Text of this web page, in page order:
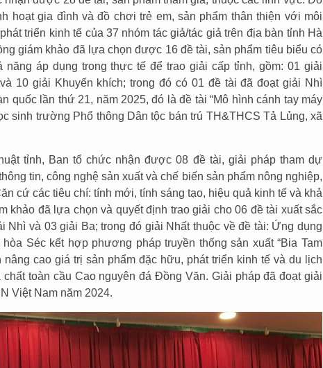
hoạt gia đình và đồ chơi trẻ em, sản phẩm thân thiện với môi
triển kinh tế của 37 nhóm tác giả/tác giả trên địa bàn tỉnh Hà
giám khảo đã lựa chọn được 16 đề tài, sản phẩm tiêu biểu có
năng áp dụng trong thực tế để trao giải cấp tỉnh, gồm: 01 giải
10 giải Khuyến khích; trong đó có 01 đề tài đã đoạt giải Nhì
quốc lần thứ 21, năm 2025, đó là đề tài “Mô hình cánh tay máy
sinh trường Phổ thông Dân tộc bán trú TH&THCS Tả Lủng, xã
tỉnh, Ban tổ chức nhận được 08 đề tài, giải pháp tham dự
tin, công nghệ sản xuất và chế biến sản phẩm nông nghiệp,
cứ các tiêu chí: tính mới, tính sáng tạo, hiệu quả kinh tế và khả
khảo đã lựa chọn và quyết định trao giải cho 06 đề tài xuất sắc
Nhì và 03 giải Ba; trong đó giải Nhất thuộc về đề tài: Ứng dụng
Séc kết hợp phương pháp truyền thống sản xuất “Bia Tam
nâng cao giá trị sản phẩm đặc hữu, phát triển kinh tế và du lịch
toàn cầu Cao nguyên đá Đồng Văn. Giải pháp đã đoạt giải
Việt Nam năm 2024.